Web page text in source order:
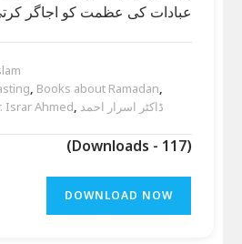
عبادات کی عظمت کو اجاگر
, Books about Ramadan,
Israr Ahmed, ڈاکٹر اسرار احمد
(Downloads - 117)
DOWNLOAD NOW